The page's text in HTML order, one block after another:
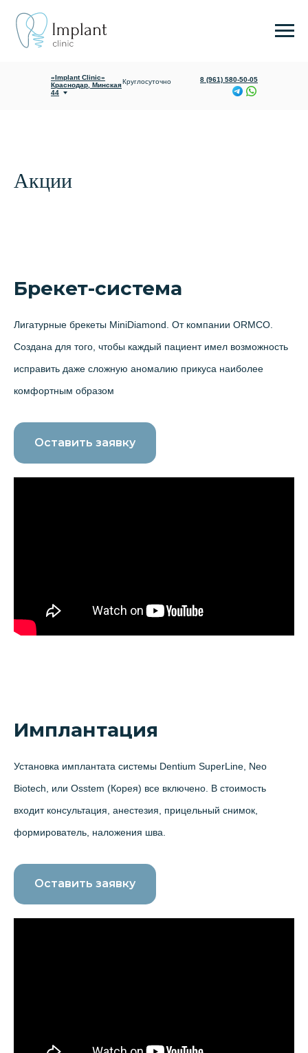
«Implant Clinic»
Краснодар, Минская
44
Круглосуточно 8 (961) 580-50-05
«Implant Clinic»
Яблоновский,
Гагарина 165/1
Акции
Брекет-система
Лигатурные брекеты MiniDiamond. От компании ORMCO.
Создана для того, чтобы каждый пациент имел возможность
исправить даже сложную аномалию прикуса наиболее
комфортным образом
Оставить заявку
Имплантация
Установка имплантата системы Dentium SuperLine, Neo
Biotech, или Osstem (Корея) все включено. В стоимость
входит консультация, анестезия, прицельный снимок,
формирователь, наложения шва.
Оставить заявку